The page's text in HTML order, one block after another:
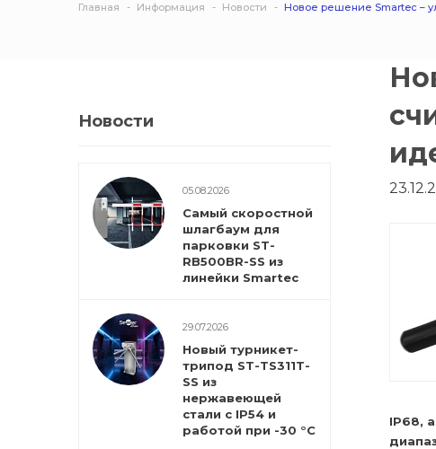
Главная Информация Новости Новое решение Smartec –
Новости
05.08.2026
Самый скоростной
шлагбаум для
парковки ST-
RB500BR-SS из
линейки Smartec
29.07.2026
Новый турникет-
трипод ST-TS311T-
SS из
нержавеющей
стали с IP54 и
работой при -30 °С
IP68,